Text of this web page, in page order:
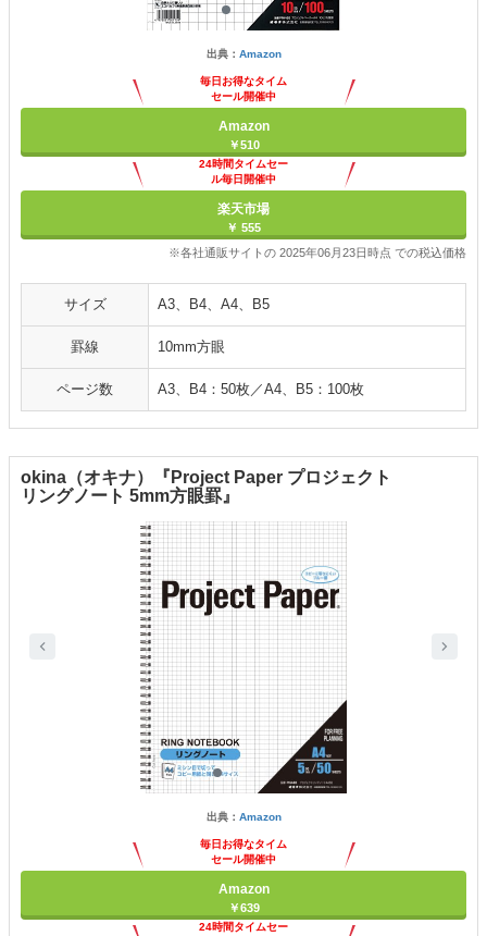
出典： Amazon
毎日お得なタイム
セール開催中
Amazon
￥510
24時間タイムセー
ル毎日開催中
楽天市場
￥ 555
※各社通販サイトの 2025年06月23日時点 での税込価格
サイズ A3、B4、A4、B5
罫線 10mm方眼
ページ数 A3、B4：50枚／A4、B5：100枚
okina（オキナ）『Project Paper プロジェクト
リングノート 5mm方眼罫』
出典： Amazon
毎日お得なタイム
セール開催中
Amazon
￥639
24時間タイムセー